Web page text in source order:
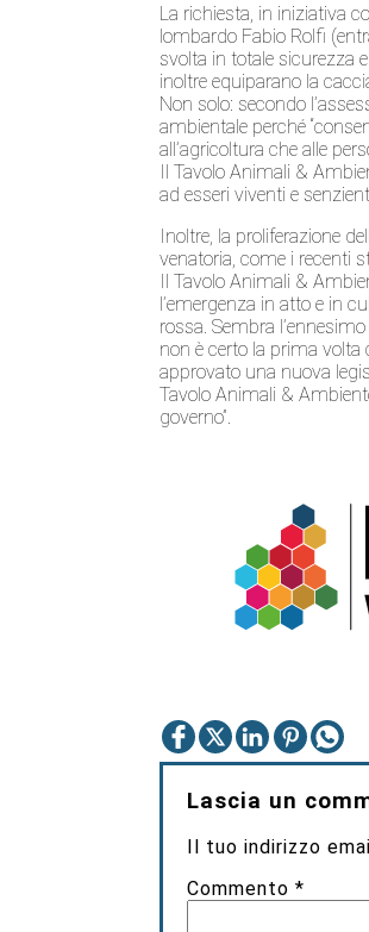
La richiesta, in iniziativa
lombardo Fabio Rolfi
svolta in totale sicurezza
inoltre equiparano la
Non solo: secondo
ambientale perché
all’agricoltura che alle
Il Tavolo Animali &
ad esseri viventi e
Inoltre, la proliferazione
venatoria, come i recenti
Il Tavolo Animali &
l’emergenza in atto e in
rossa. Sembra
non è certo la prima volta
approvato una nuova
Tavolo Animali &
governo”.
Lascia un
Il tuo indirizzo
Commento*